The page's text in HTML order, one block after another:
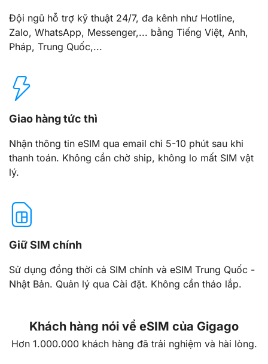
Đội ngũ hỗ trợ kỹ thuật 24/7, đa kênh như Hotline,
Zalo, WhatsApp, Messenger,... bằng Tiếng Việt, Anh,
Pháp, Trung Quốc,...
Giao hàng tức thì
Nhận thông tin eSIM qua email chỉ 5-10 phút sau khi
thanh toán. Không cần chờ ship, không lo mất SIM vật
lý.
Giữ SIM chính
Sử dụng đồng thời cả SIM chính và eSIM Trung Quốc -
Nhật Bản. Quản lý qua Cài đặt. Không cần tháo lắp.
Khách hàng nói về eSIM của Gigago
Hơn 1.000.000 khách hàng đã trải nghiệm và hài lòng.